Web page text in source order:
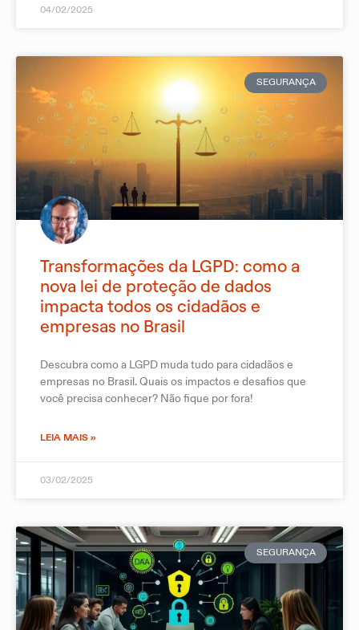
04/02/2025
SEGURANÇA
Transformações da LGPD: como a
nova lei de proteção de dados
impacta todos os cidadãos e
empresas no Brasil
Descubra como a LGPD muda tudo para cidadãos e
empresas no Brasil. Quais os impactos e desafios que
você precisa conhecer? Não fique por fora!
LEIA MAIS »
03/02/2025
SEGURANÇA